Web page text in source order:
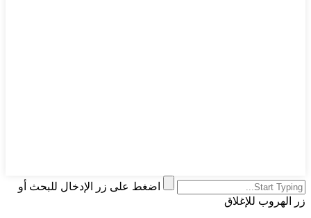
اضغط على زر الإدخال للبحث أو
زر الهروب للإغلاق